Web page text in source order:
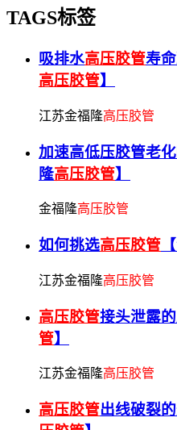
TAGS标签
吸排水高压胶管寿
高压胶管】
江苏金福隆高压胶管
加速高低压胶管老
隆高压胶管】
金福隆高压胶管
如何挑选高压胶管
江苏金福隆高压胶管
高压胶管接头泄露
管】
江苏金福隆高压胶管
高压胶管出线破裂